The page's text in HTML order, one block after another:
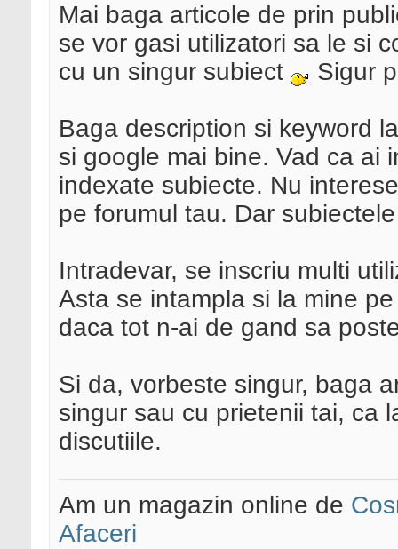
Mai baga articole de prin
se vor gasi utilizatori sa le si
cu un singur subiect
Sigur
Baga description si keyword
si google mai bine. Vad ca ai
indexate subiecte. Nu
pe forumul tau. Dar
Intradevar, se inscriu multi
Asta se intampla si la mine
daca tot n-ai de gand sa
Si da, vorbeste singur, baga
singur sau cu prietenii tai, ca
discutiile.
Am un magazin online de
Afaceri